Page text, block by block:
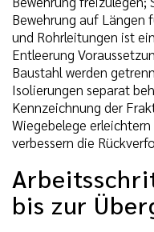
Bewehrung auf Längen
und Rohrleitungen ist
Entleerung
Baustahl werden
Isolierungen separat
Kennzeichnung der
Wiegebelege
verbessern die
bis zur